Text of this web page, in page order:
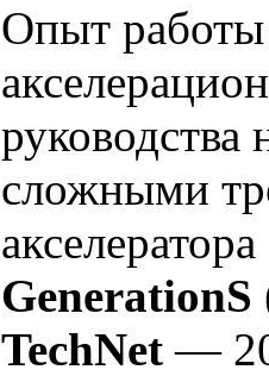
Опыт работы
руководства
сложными
GenerationS
TechNet —